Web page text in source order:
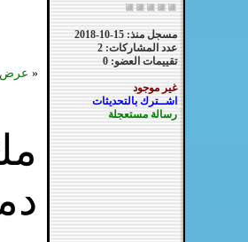
مسجل منذ: 15-10-2018
عدد المشاركات: 2
تقييمات العضو: 0
غير موجود
اشــترك بالتحديثات
رسالة مستعجلة
« عرض